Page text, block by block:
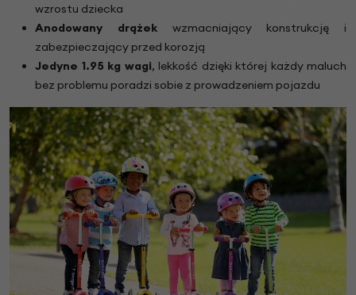
wzrostu dziecka
Anodowany drążek wzmacniający konstrukcję i
zabezpieczający przed korozją
Jedyne 1.95 kg wagi, lekkość dzięki której każdy maluch
bez problemu poradzi sobie z prowadzeniem pojazdu